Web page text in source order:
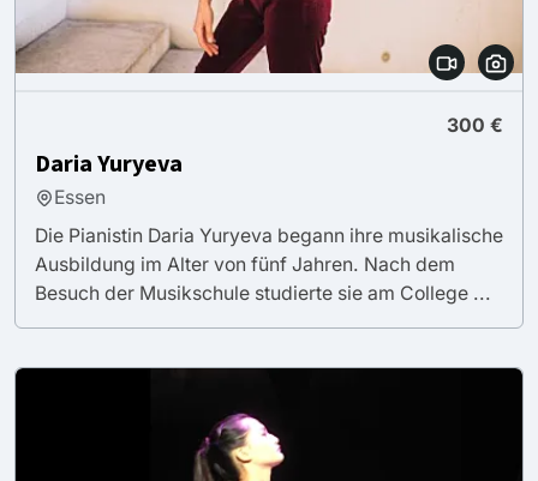
300 €
Daria Yuryeva
Essen
Die Pianistin Daria Yuryeva begann ihre musikalische
Ausbildung im Alter von fünf Jahren. Nach dem
Besuch der Musikschule studierte sie am College ...